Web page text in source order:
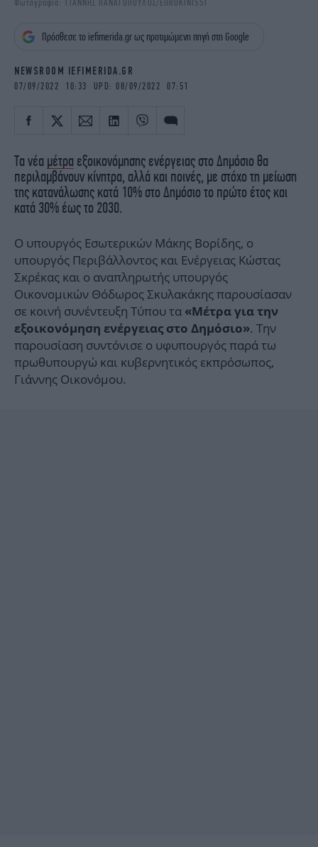
iBOOKS
ΖΩΔΙΑ
OSCARS
NEWSLETTER
Φωτογραφία: ΓΙΑΝΝΗΣ ΠΑΝΑΓΟΠΟΥΛΟΣ/EUROKINISSI
Πρόσθεσε το iefimerida.gr ως προτιμώμενη πηγή στη Google
NEWSROOM IEFIMERIDA.GR
07/09/2022 10:33 UPD: 08/09/2022 07:51
Τα νέα μέτρα εξοικονόμησης ενέργειας στο Δημόσιο θα
περιλαμβάνουν κίνητρα, αλλά και ποινές, με στόχο τη μείωση
της κατανάλωσης κατά 10% στο Δημόσιο το πρώτο έτος και
κατά 30% έως το 2030.
Ο υπουργός Εσωτερικών Μάκης Βορίδης, ο
υπουργός Περιβάλλοντος και Ενέργειας Κώστας
Σκρέκας και ο αναπληρωτής υπουργός
Οικονομικών Θόδωρος Σκυλακάκης παρουσίασαν
σε κοινή συνέντευξη Τύπου τα «Μέτρα για την
εξοικονόμηση ενέργειας στο Δημόσιο». Την
παρουσίαση συντόνισε ο υφυπουργός παρά τω
πρωθυπουργώ και κυβερνητικός εκπρόσωπος,
Γιάννης Οικονόμου.